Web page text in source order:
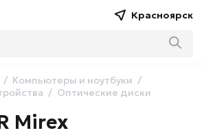
Красноярск
Компьютеры и ноутбуки
Оптические диски
Mirex